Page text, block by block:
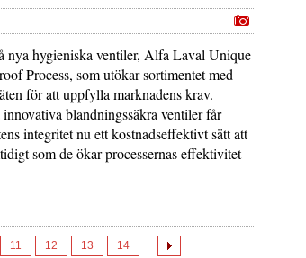
hygieniska ventiler, Alfa Laval Unique
Process, som utökar sortimentet med
för att uppfylla marknadens krav.
blandningssäkra ventiler får
integritet nu ett kostnadseffektivt sätt att
som de ökar processernas effektivitet
11 12 13 14